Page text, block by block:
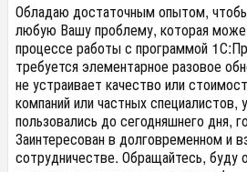
Обладаю достаточным опытом,
любую Вашу проблему, которая
процессе работы с программой
требуется элементарное разовое
не устраивает качество или
компаний или частных
пользовались до сегодняшнего дня,
Заинтересован в долговременном и
сотрудничестве. Обращайтесь, буду